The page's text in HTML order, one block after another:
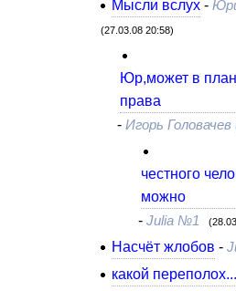
Мысли вслух -
(27.03.08 20:58)
Юр,может в
права
- Игорь Головачев
честного
можно
-Julia №1
Насчёт жлобов -
какой переполох...